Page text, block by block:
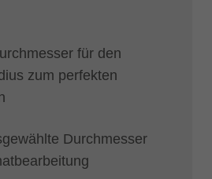
für den
zum perfekten
Durchmesser